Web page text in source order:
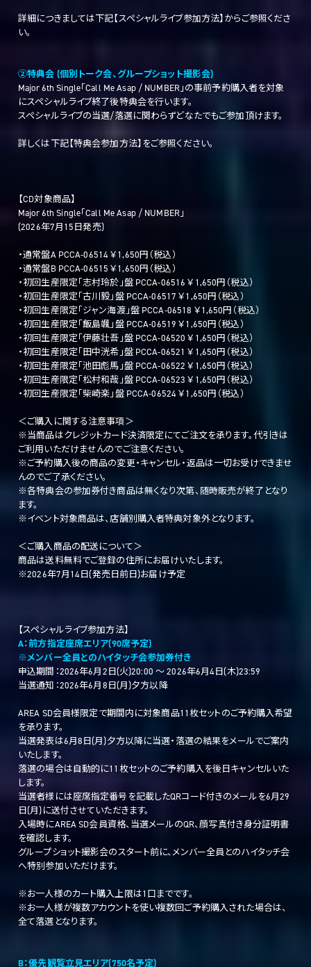
詳細につきましては下記【スペシャルライブ参加方法】からご参照くださ
い。
②特典会 (個別トーク会、グループショット撮影会)
Major 6th Single「Call Me Asap / NUMBER」の事前予約購入者を対象
にスペシャルライブ終了後特典会を行います。
スペシャルライブの当選/落選に関わらずどなたでもご参加頂けます。
詳しくは下記【特典会参加方法】をご参照ください。
【CD対象商品】
Major 6th Single「Call Me Asap / NUMBER」
(2026年7月15日発売)
・通常盤A PCCA-06514 ￥1,650円（税込）
・通常盤B PCCA-06515 ￥1,650円（税込）
・初回生産限定「志村玲於」盤 PCCA-06516 ￥1,650円（税込）
・初回生産限定「古川毅」盤 PCCA-06517 ￥1,650円（税込）
・初回生産限定「ジャン海渡」盤 PCCA-06518 ￥1,650円（税込）
・初回生産限定「飯島颯」盤 PCCA-06519 ￥1,650円（税込）
・初回生産限定「伊藤壮吾」盤 PCCA-06520 ￥1,650円（税込）
・初回生産限定「田中洸希」盤 PCCA-06521 ￥1,650円（税込）
・初回生産限定「池田彪馬」盤 PCCA-06522 ￥1,650円（税込）
・初回生産限定「松村和哉」盤 PCCA-06523 ￥1,650円（税込）
・初回生産限定「柴崎楽」盤 PCCA-06524 ￥1,650円（税込）
＜ご購入に関する注意事項＞
※当商品はクレジットカード決済限定にてご注文を承ります。代引きは
ご利用いただけませんのでご注意ください。
※ご予約購入後の商品の変更・キャンセル・返品は一切お受けできませ
んのでご了承ください。
※各特典会の参加券付き商品は無くなり次第、随時販売が終了となり
ます。
※イベント対象商品は、店舗別購入者特典対象外となります。
＜ご購入商品の配送について＞
商品は送料無料でご登録の住所にお届けいたします。
※2026年7月14日(発売日前日)お届け予定
【スペシャルライブ参加方法】
A：前方指定座席エリア(90席予定)
※メンバー全員とのハイタッチ会参加券付き
申込期間：2026年6月2日(火)20:00 ～ 2026年6月4日(木)23:59
当選通知：2026年6月8日(月)夕方以降
AREA SD会員様限定で期間内に対象商品11枚セットのご予約購入希望
を承ります。
当選発表は6月8日(月)夕方以降に当選・落選の結果をメールでご案内
いたします。
落選の場合は自動的に11枚セットのご予約購入を後日キャンセルいた
します。
当選者様には座席指定番号を記載したQRコード付きのメールを6月29
日(月)に送付させていただきます。
入場時にAREA SD会員資格、当選メールのQR、顔写真付き身分証明書
を確認します。
グループショット撮影会のスタート前に、メンバー全員とのハイタッチ会
へ特別参加いただけます。
※お一人様のカート購入上限は1口までです。
※お一人様が複数アカウントを使い複数回ご予約購入された場合は、
全て落選となります。
B：優先観覧立見エリア(750名予定)